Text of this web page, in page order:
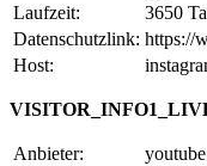
Laufzeit:
3650
Datenschutzlink: https://
Host:
Anbieter: